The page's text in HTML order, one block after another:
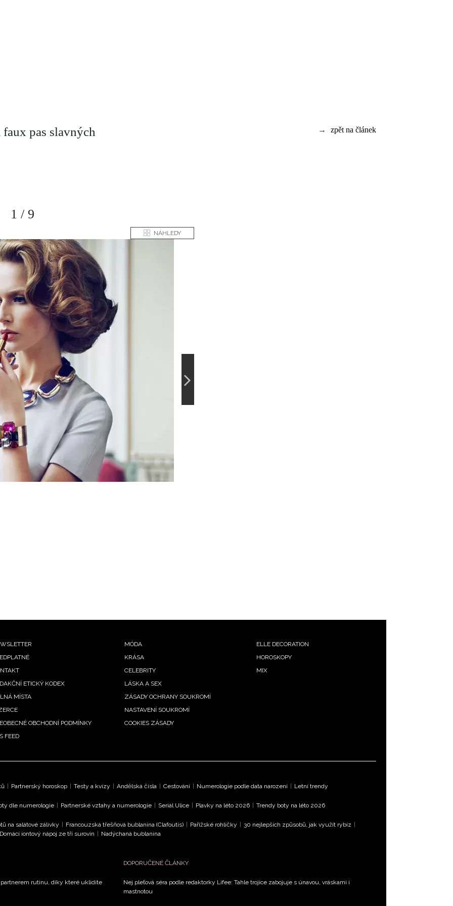
→ zpět na článek
pas slavných
1 / 9
NÁHLEDY
ETICKÝ KODEX
MÍSTA
OBCHODNÍ PODMÍNKY
FEED
MÓDA
KRÁSA
CELEBRITY
LÁSKA A SEX
ZÁSADY OCHRANY SOUKROMÍ
NASTAVENÍ SOUKROMÍ
COOKIES ZÁSADY
ELLE DECORATION
HOROSKOPY
MIX
| Partnerský horoskop | Testy a kvízy | Andělská čísla | Cestování | Numerologie podle data narození | Letní trendy
dle numerologie | Partnerské vztahy a numerologie | Seriál Ulice | Plavky na léto 2026 | Trendy boty na léto 2026
na salátové zálivky | Francouzská třešňová bublanina (Clafoutis) | Pařížské rohlíčky | 30 nejlepších způsobů, jak využít rybíz |
Domácí iontový nápoj ze tří surovin | Nadýchaná bublanina
partnerem rutinu, díky které uklidíte
DOPORUČENÉ ČLÁNKY
Nej pleťová séra podle redaktorky Lifee: Tahle trojice zabojuje s únavou, vráskami i
mastnotou